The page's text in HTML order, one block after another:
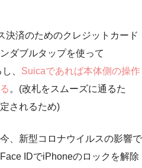
決済のためのクレジットカード
ダブルタップを使って
、 Suicaであれば本体側の操作
。(改札をスムーズに通るた
されるため)
、新型コロナウイルスの影響で
IDでiPhoneのロックを解除